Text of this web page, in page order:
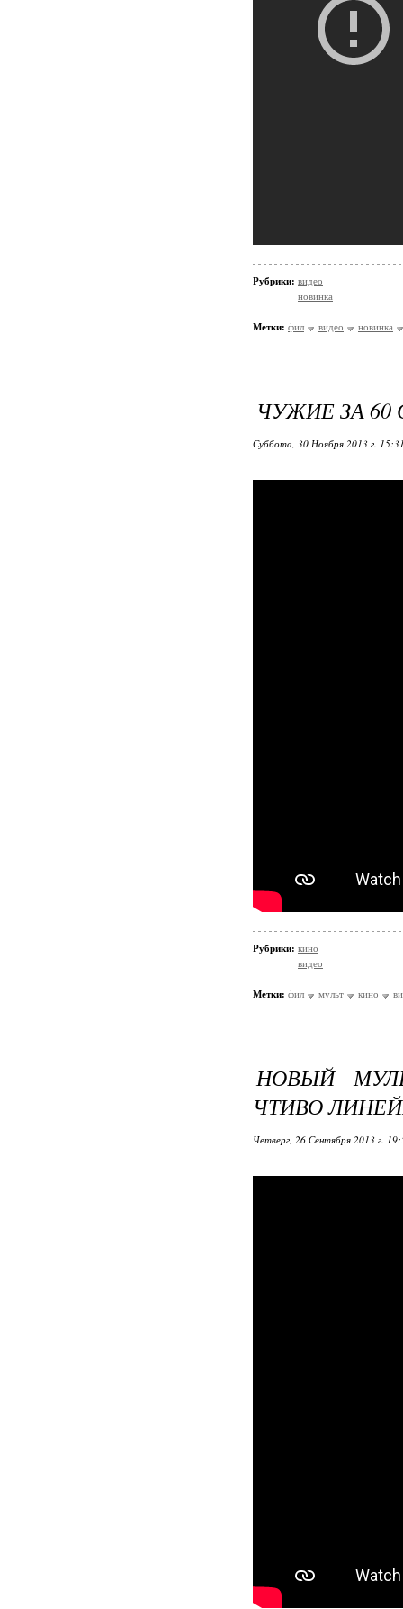
Рубрики: видео
новинка
Метки: фил видео новинка
ЧУЖИЕ ЗА 60
Суббота, 30 Ноября 2013 г.
Рубрики: кино
видео
Метки: фил мульт кино
НОВЫЙ
ЧТИВО
Четверг, 26 Сентября 2013 г.